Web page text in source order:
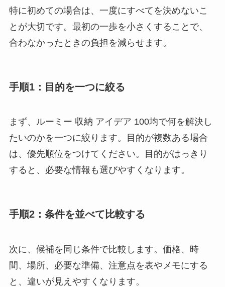
特に初めての場合は、 一度にすべてを決めないこ
とが大切です。最初の一歩を小さくすることで、
合わなかったときの負担を減らせます。
手順1：目的を一つに絞る
まず、ルーミー 収納 アイデア 100均で何を解決し
たいのかを一つに絞ります。目的が複数ある場合
は、優先順位をつけてください。目的がはっきり
すると、必要な情報も選びやすくなります。
手順2：条件を並べて比較する
次に、候補を同じ条件で比較します。価格、時
間、場所、必要な準備、注意点を表やメモにする
と、違いが見えやすくなります。